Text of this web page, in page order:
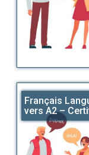
Français
vers A2 –